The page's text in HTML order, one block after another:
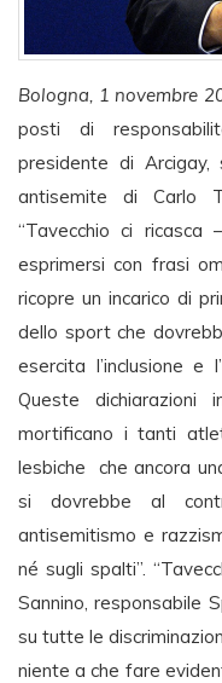
Bologna, 1 novembre
posti di
presidente di
antisemite di Carlo
“Tavecchio ci
esprimersi con frasi
ricopre un incarico di
dello sport che
esercita l’inclusione e
Queste
mortificano i tanti
lesbiche che ancora
si dovrebbe al
antisemitismo e
né sugli spalti”.
Sannino, responsabile
su tutte le
niente a che fare